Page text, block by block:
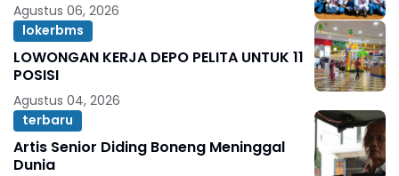
Agustus 06, 2026
lokerbms
LOWONGAN KERJA DEPO PELITA UNTUK 11
POSISI
Agustus 04, 2026
terbaru
Artis Senior Diding Boneng Meninggal
Dunia